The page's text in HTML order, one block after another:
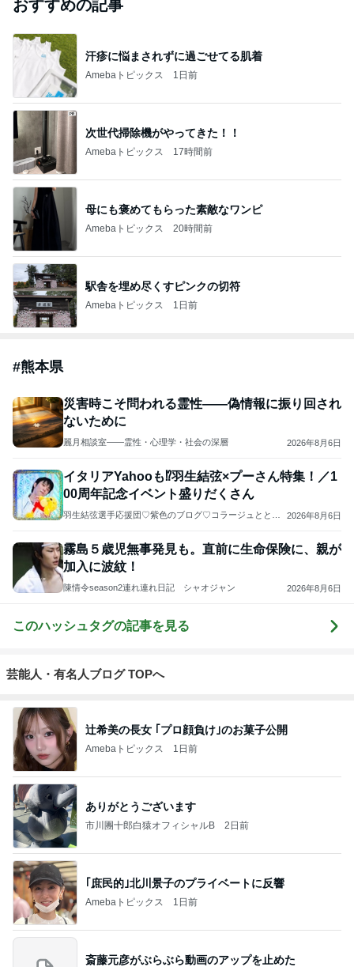
おすすめの記事
汗疹に悩まされずに過ごせてる肌着
Amebaトピックス 1日前
次世代掃除機がやってきた！！
Amebaトピックス 17時間前
母にも褒めてもらった素敵なワンピ
Amebaトピックス 20時間前
駅舎を埋め尽くすピンクの切符
Amebaトピックス 1日前
#熊本県
災害時こそ問われる霊性――偽情報に振り回され
ないために
麗月相談室――霊性・心理学・社会の深層 2026年8月6日
イタリアYahooも⁉️羽生結弦×プーさん特集！／1
00周年記念イベント盛りだくさん
羽生結弦選手応援団♡紫色のブログ♡コラージュととも
2026年8月6日
霧島５歳児無事発見も。直前に生命保険に、親が
加入に波紋！
陳情令season2連れ連れ日記 シャオジャン 2026年8月6日
このハッシュタグの記事を見る
芸能人・有名人ブログ TOPへ
辻希美の長女 ｢プロ顔負け｣のお菓子公開
Amebaトピックス 1日前
ありがとうございます
市川團十郎白猿オフィシャルB 2日前
｢庶民的｣北川景子のプライベートに反響
Amebaトピックス 1日前
斎藤元彦がぶらぶら動画のアップを止めた